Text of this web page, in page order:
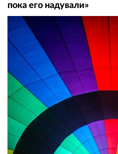
пока его надували»